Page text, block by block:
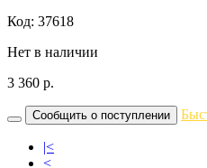
Код: 37618
Нет в наличии
3 360 р.
Сообщить о поступлении
|<
<